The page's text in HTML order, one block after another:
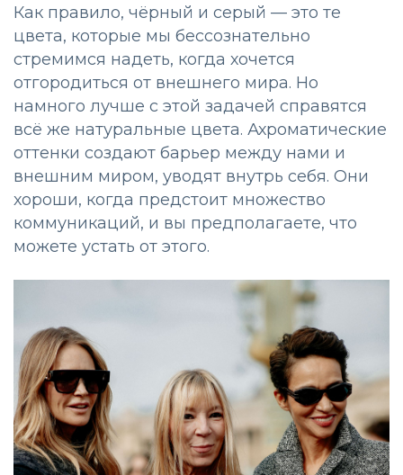
Как правило, чёрный и серый — это те
цвета, которые мы бессознательно
стремимся надеть, когда хочется
отгородиться от внешнего мира. Но
намного лучше с этой задачей справятся
всё же натуральные цвета. Ахроматические
оттенки создают барьер между нами и
внешним миром, уводят внутрь себя. Они
хороши, когда предстоит множество
коммуникаций, и вы предполагаете, что
можете устать от этого.